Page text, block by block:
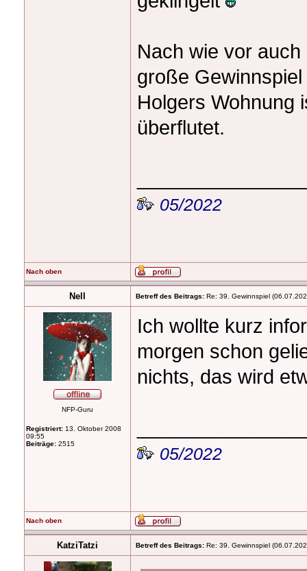
Nach wie vor
große
Holgers Wohnung
überflutet.
05/2022
Nach oben
Nell Betreff des Beitrags: Re: 39. Gewinnspiel
NFP-Guru
Registriert: 13. Oktober 2008
09:55
Beiträge: 2515
Ich wollte kurz
morgen schon
nichts, das wird
05/2022
Nach oben
KatziTatzi Betreff des Beitrags: Re: 39. Gewinnspiel